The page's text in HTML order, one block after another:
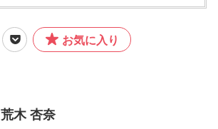
お気に入り
荒木 杏奈